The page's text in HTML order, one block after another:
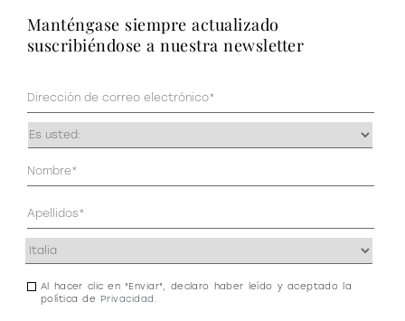
manténgase siempre actualizado
suscribiéndose a nuestra newsletter
Correo
electrónico
(Obligatorio)
Ocupación
Datos
personales
(Obligatorio)
Dirección
Consentimiento
Al hacer clic en "Enviar", declaro haber leído y aceptado la
política de Privacidad .